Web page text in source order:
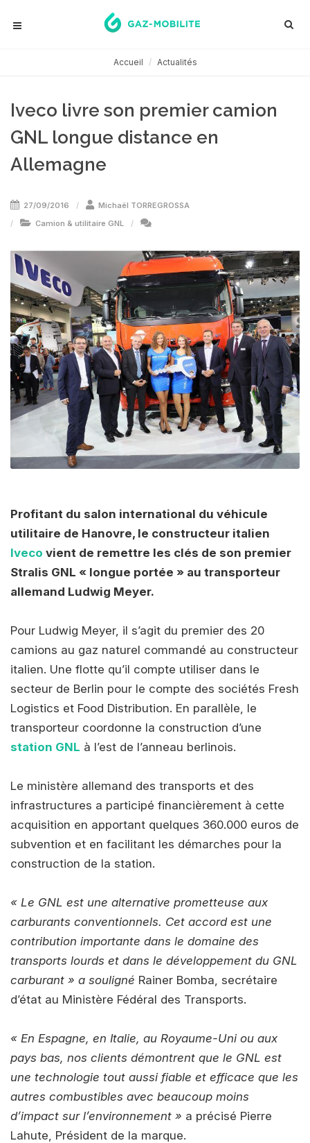
Accueil Actualités
Iveco livre son premier camion
GNL longue distance en
Allemagne
27/09/2016
Michaël TORREGROSSA
Camion & utilitaire GNL
Profitant du salon international du véhicule
utilitaire de Hanovre, le constructeur italien
Iveco vient de remettre les clés de son premier
Stralis GNL « longue portée » au transporteur
allemand Ludwig Meyer.
Pour Ludwig Meyer, il s’agit du premier des 20
camions au gaz naturel commandé au constructeur
italien. Une flotte qu’il compte utiliser dans le
secteur de Berlin pour le compte des sociétés Fresh
Logistics et Food Distribution. En parallèle, le
transporteur coordonne la construction d’une
station GNL à l’est de l’anneau berlinois.
Le ministère allemand des transports et des
infrastructures a participé financièrement à cette
acquisition en apportant quelques 360.000 euros de
subvention et en facilitant les démarches pour la
construction de la station.
« Le GNL est une alternative prometteuse aux
carburants conventionnels. Cet accord est une
contribution importante dans le domaine des
transports lourds et dans le développement du GNL
carburant » a souligné Rainer Bomba, secrétaire
d’état au Ministère Fédéral des Transports.
« En Espagne, en Italie, au Royaume-Uni ou aux
pays bas, nos clients démontrent que le GNL est
une technologie tout aussi fiable et efficace que les
autres combustibles avec beaucoup moins
d’impact sur l’environnement » a précisé Pierre
Lahute, Président de la marque.